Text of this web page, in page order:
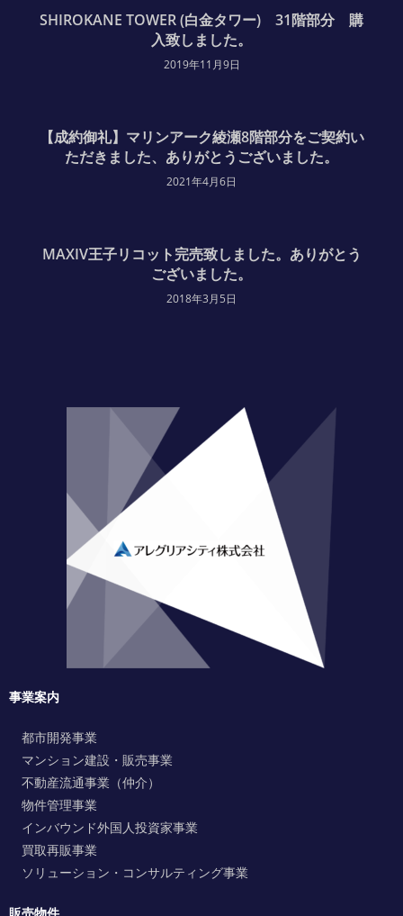
SHIROKANE TOWER (白金タワー) 31階部分 購
入致しました。
2019年11月9日
【成約御礼】マリンアーク綾瀬8階部分をご契約い
ただきました、ありがとうございました。
2021年4月6日
MAXIV王子リコット完売致しました。ありがとう
ございました。
2018年3月5日
事業案内
都市開発事業
マンション建設・販売事業
不動産流通事業（仲介）
物件管理事業
インバウンド外国人投資家事業
買取再販事業
ソリューション・コンサルティング事業